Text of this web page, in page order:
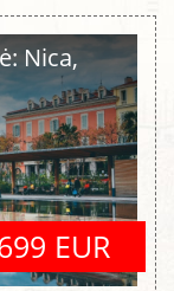
Nica,
EUR